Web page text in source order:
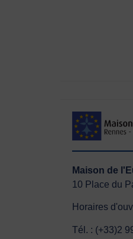
Maison de
10 Place du
Horaires
Tél. : (+33)2